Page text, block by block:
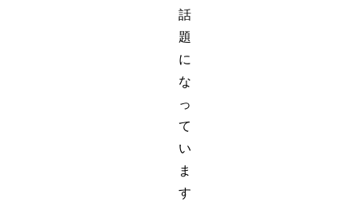
話
題
に
な
っ
て
い
ま
す